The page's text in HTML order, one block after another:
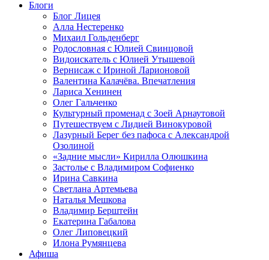
Блоги
Блог Лицея
Алла Нестеренко
Михаил Гольденберг
Родословная с Юлией Свинцовой
Видоискатель с Юлией Утышевой
Вернисаж с Ириной Ларионовой
Валентина Калачёва. Впечатления
Лариса Хенинен
Олег Гальченко
Культурный променад с Зоей Арнаутовой
Путешествуем с Лидией Винокуровой
Лазурный Берег без пафоса с Александрой
Озолиной
«Задние мысли» Кирилла Олюшкина
Застолье с Владимиром Софиенко
Ирина Савкина
Светлана Артемьева
Наталья Мешкова
Владимир Берштейн
Екатерина Габалова
Олег Липовецкий
Илона Румянцева
Афиша